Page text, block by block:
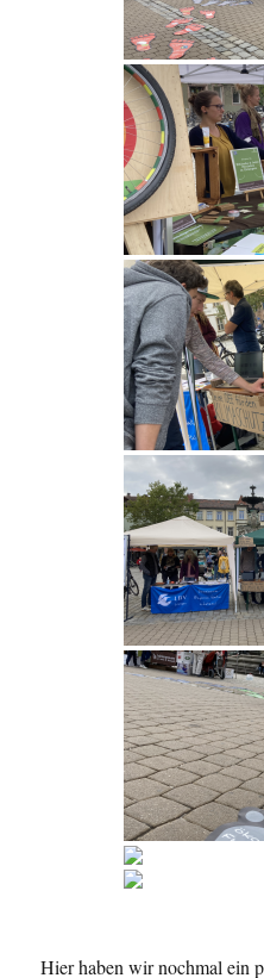
Hier haben wir nochmal ein